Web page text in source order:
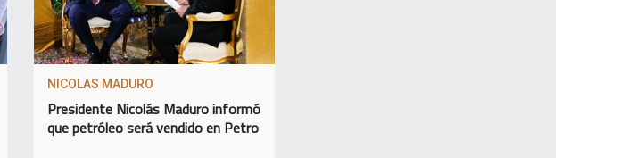
NICOLAS MADURO
Presidente Nicolás Maduro informó
que petróleo será vendido en Petro